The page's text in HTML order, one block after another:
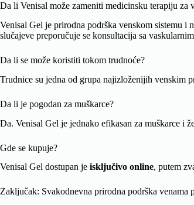
Da li Venisal može zameniti medicinsku terapiju za
Venisal Gel je prirodna podrška venskom sistemu
slučajeve preporučuje se konsultacija sa
Da li se može koristiti tokom trudnoće?
Trudnice su jedna od grupa najizloženijih venskim
Da li je pogodan za muškarce?
Da. Venisal Gel je jednako efikasan za muškarce i
Gde se kupuje?
Venisal Gel dostupan je isključivo online, putem
Zaključak: Svakodnevna prirodna podrška venama